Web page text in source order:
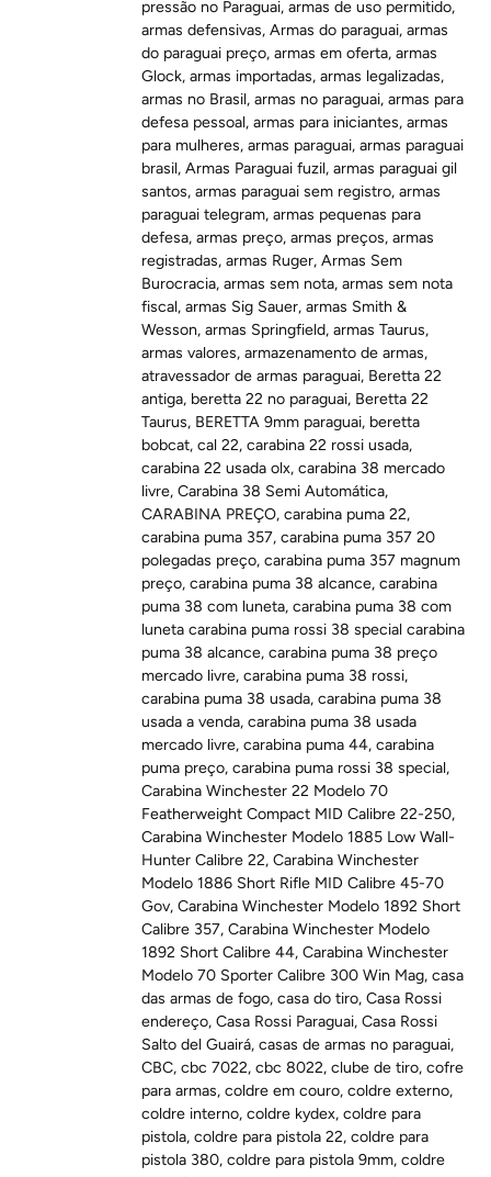
pressão no Paraguai,armas de uso permitido,
armas defensivas,Armas do paraguai,armas
do paraguai preço,armas em oferta,armas
Glock,armas importadas,armas legalizadas,
armas no Brasil,armas no paraguai,armas para
defesa pessoal,armas para iniciantes,armas
para mulheres,armas paraguai,armas paraguai
brasil,Armas Paraguai fuzil,armas paraguai gil
santos,armas paraguai sem registro,armas
paraguai telegram,armas pequenas para
defesa,armas preço,armas preços,armas
registradas,armas Ruger,Armas Sem
Burocracia,armas sem nota,armas sem nota
fiscal,armas Sig Sauer,armas Smith &
Wesson,armas Springfield,armas Taurus,
armas valores,armazenamento de armas,
atravessador de armas paraguai, Beretta 22
antiga, beretta 22 no paraguai, Beretta 22
Taurus, BERETTA 9mm paraguai, beretta
bobcat,cal 22,carabina 22 rossi usada,
carabina 22 usada olx,carabina 38 mercado
livre,Carabina 38 Semi Automática,
CARABINA PREÇO,carabina puma 22,
carabina puma 357,carabina puma 357 20
polegadas preço,carabina puma 357 magnum
preço,carabina puma 38 alcance,carabina
puma 38 com luneta,carabina puma 38 com
luneta carabina puma rossi 38 special carabina
puma 38 alcance,carabina puma 38 preço
mercado livre,carabina puma 38 rossi,
carabina puma 38 usada,carabina puma 38
usada a venda,carabina puma 38 usada
mercado livre,carabina puma 44,carabina
puma preço,carabina puma rossi 38 special,
Carabina Winchester 22 Modelo 70
Featherweight Compact MID Calibre 22-250,
Carabina Winchester Modelo 1885 Low Wall-
Hunter Calibre 22,Carabina Winchester
Modelo 1886 Short Rifle MID Calibre 45-70
Gov,Carabina Winchester Modelo 1892 Short
Calibre 357,Carabina Winchester Modelo
1892 Short Calibre 44,Carabina Winchester
Modelo 70 Sporter Calibre 300 Win Mag,casa
das armas de fogo,casa do tiro,Casa Rossi
endereço,Casa Rossi Paraguai,Casa Rossi
Salto del Guairá,casas de armas no paraguai,
CBC,cbc 7022,cbc 8022,clube de tiro,cofre
para armas,coldre em couro,coldre externo,
coldre interno,coldre kydex,coldre para
pistola,coldre para pistola 22,coldre para
pistola 380,coldre para pistola 9mm,coldre